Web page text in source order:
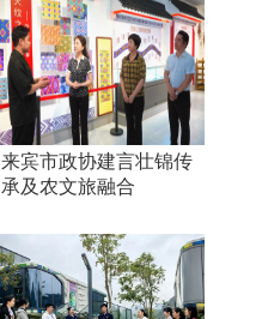
来宾市政协建言壮锦传
承及农文旅融合